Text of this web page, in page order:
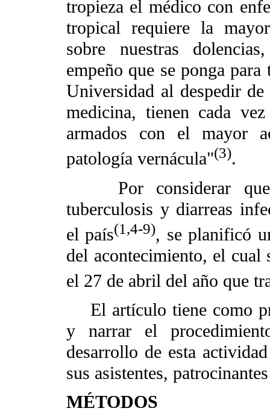
tropieza el médico con
tropical requiere la
sobre nuestras
empeño que se ponga
Universidad al despedir
medicina, tienen cada
armados con el mayor
patología vernácula"(3).
Por considerar que
tuberculosis y diarreas
el país(1,4-9), se planificó
del acontecimiento, el cual
el 27 de abril del año que
El artículo tiene como
y narrar el
desarrollo de esta
sus asistentes,
MÉTODOS